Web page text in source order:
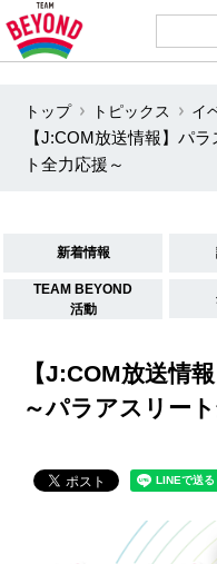
トップ トピックス
イ
【J:COM放送情報】パ
ト全力応援～
新着情報
TEAM BEYOND
活動
【J:COM放送情
～パラアスリー